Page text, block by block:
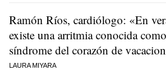
Ramón Ríos, cardiólogo: «En
existe una arritmia conocida
síndrome del corazón de
LAURA MIYARA